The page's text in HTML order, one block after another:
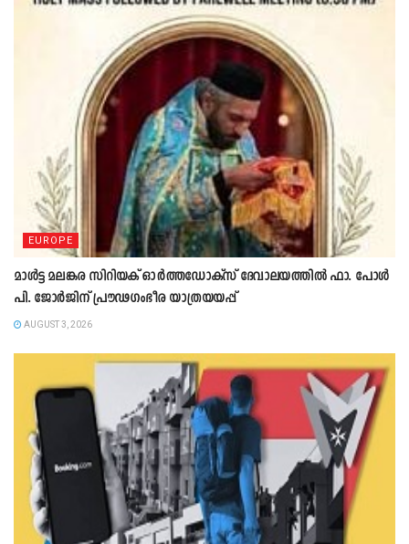
EUROPE
മാൾട്ട മലങ്കര സിറിയക് ഓർത്തഡോക്സ് ദേവാലയത്തിൽ ഫാ. പോൾ
പി. ജോർജിന് പ്രൗഢഗംഭീര യാത്രയയപ്പ്
AUGUST 3, 2026